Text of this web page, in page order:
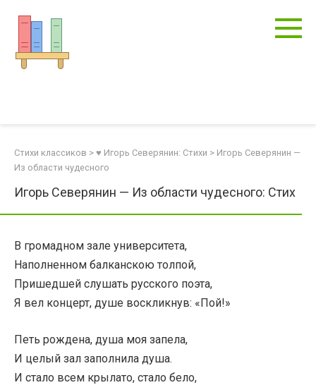
контенту
Стихи классиков > ♥ Игорь Северянин: Стихи > Игорь Северянин —
Из области чудесного
Игорь Северянин — Из области чудесного: Стих
В громадном зале университета,
Наполненном балканскою толпой,
Пришедшей слушать русского поэта,
Я вел концерт, душе воскликнув: «Пой!»
Петь рождена, душа моя запела,
И целый зал заполнила душа.
И стало всем крылато, стало бело,